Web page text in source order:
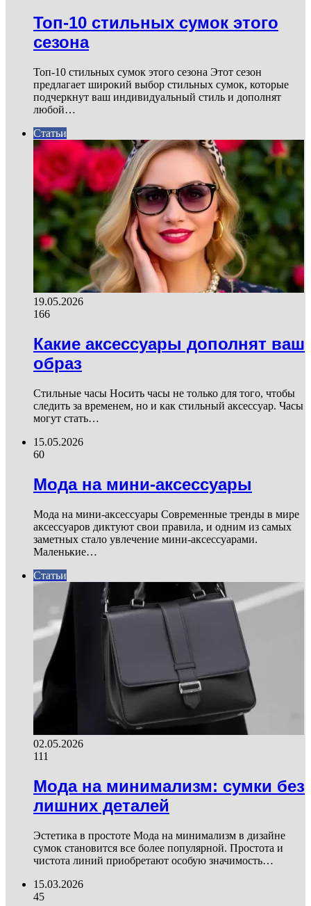
Топ-10 стильных сумок этого
сезона
Топ-10 стильных сумок этого сезона Этот сезон
предлагает широкий выбор стильных сумок, которые
подчеркнут ваш индивидуальный стиль и дополнят
любой…
Статьи
19.05.2026
166
Какие аксессуары дополнят ваш
образ
Стильные часы Носить часы не только для того, чтобы
следить за временем, но и как стильный аксессуар. Часы
могут стать…
15.05.2026
60
Мода на мини-аксессуары
Мода на мини-аксессуары Современные тренды в мире
аксессуаров диктуют свои правила, и одним из самых
заметных стало увлечение мини-аксессуарами.
Маленькие…
Статьи
02.05.2026
111
Мода на минимализм: сумки без
лишних деталей
Эстетика в простоте Мода на минимализм в дизайне
сумок становится все более популярной. Простота и
чистота линий приобретают особую значимость…
15.03.2026
45